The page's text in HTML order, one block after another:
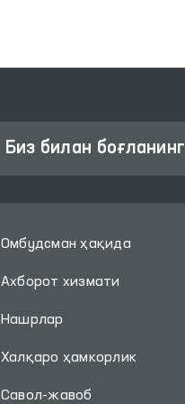
Биз билан боғланинг
Омбудсман ҳақида
Ахборот хизмати
Нашрлар
Халқаро ҳамкорлик
Савол-жавоб